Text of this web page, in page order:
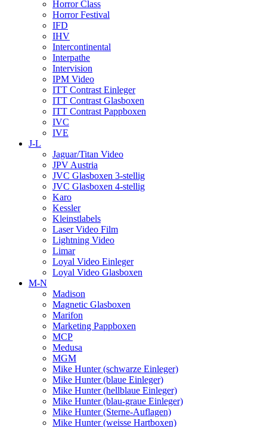
Horror Class
Horror Festival
IFD
IHV
Intercontinental
Interpathe
Intervision
IPM Video
ITT Contrast Einleger
ITT Contrast Glasboxen
ITT Contrast Pappboxen
IVC
IVE
J-L
Jaguar/Titan Video
JPV Austria
JVC Glasboxen 3-stellig
JVC Glasboxen 4-stellig
Karo
Kessler
Kleinstlabels
Laser Video Film
Lightning Video
Limar
Loyal Video Einleger
Loyal Video Glasboxen
M-N
Madison
Magnetic Glasboxen
Marifon
Marketing Pappboxen
MCP
Medusa
MGM
Mike Hunter (schwarze Einleger)
Mike Hunter (blaue Einleger)
Mike Hunter (hellblaue Einleger)
Mike Hunter (blau-graue Einleger)
Mike Hunter (Sterne-Auflagen)
Mike Hunter (weisse Hartboxen)